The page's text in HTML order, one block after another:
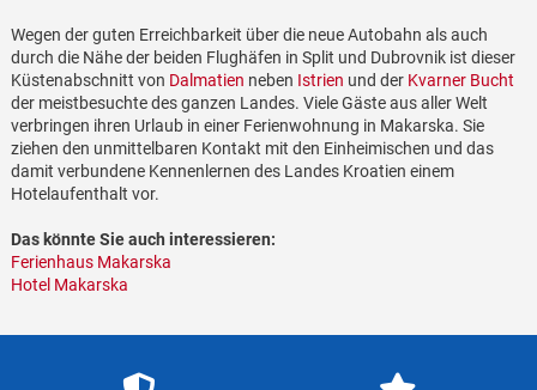
Wegen der guten Erreichbarkeit über die neue Autobahn als auch
durch die Nähe der beiden Flughäfen in Split und Dubrovnik ist dieser
Küstenabschnitt von Dalmatien neben Istrien und der Kvarner Bucht
der meistbesuchte des ganzen Landes. Viele Gäste aus aller Welt
verbringen ihren Urlaub in einer Ferienwohnung in Makarska. Sie
ziehen den unmittelbaren Kontakt mit den Einheimischen und das
damit verbundene Kennenlernen des Landes Kroatien einem
Hotelaufenthalt vor.
Das könnte Sie auch interessieren:
Ferienhaus Makarska
Hotel Makarska